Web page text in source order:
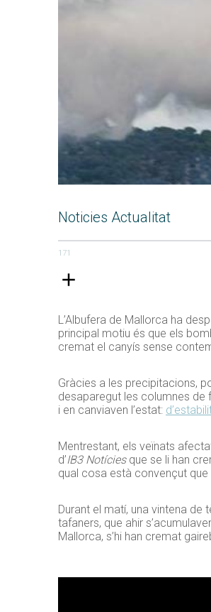
Noticies Actualitat
171
L’Albufera de Mallorca ha
principal motiu és que els
cremat el canyís sense
Gràcies a les precipitacions,
desaparegut les columnes de
i en canviaven l’estat:
Mentrestant, els veïnats
d’IB3 Notíciesque se li han
qual cosa està convençut
Durant el matí, una vintena de
tafaners, que ahir
Mallorca, s’hi han cremat